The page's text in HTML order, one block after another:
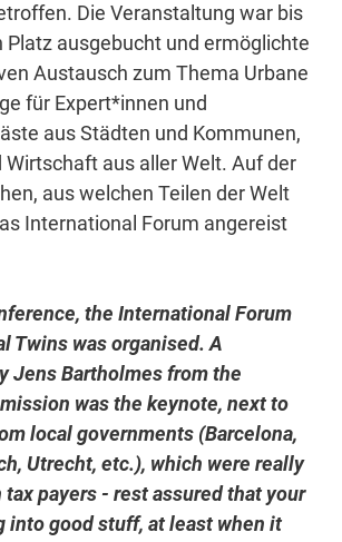
Die Veranstaltung war bis
Platz ausgebucht und ermöglichte
Austausch zum Thema Urbane
für Expert*innen und
aus Städten und Kommunen,
Wirtschaft aus aller Welt. Auf der
aus welchen Teilen der Welt
International Forum angereist
the International Forum
Twins was organised. A
Jens Bartholmes from the
was the keynote, next to
local governments (Barcelona,
Utrecht, etc.), which were really
tax payers - rest assured that your
into good stuff, at least when it